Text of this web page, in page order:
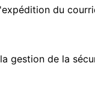
du
gestion de la